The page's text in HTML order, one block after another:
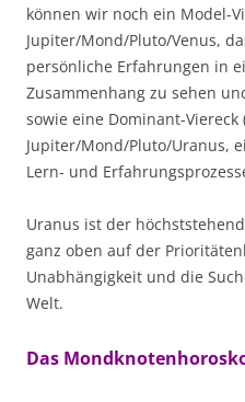
können wir noch ein Model-
Jupiter/Mond/Pluto/Venus,
persönliche Erfahrungen in
Zusammenhang zu sehen
sowie eine Dominant-Viereck
Jupiter/Mond/Pluto/Uranus,
Lern- und
Uranus ist der
ganz oben auf der
Unabhängigkeit und die
Welt.
Das